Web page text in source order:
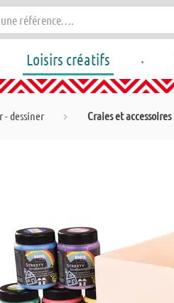
Loisirs créatifs .
- dessiner Craies et accessoires